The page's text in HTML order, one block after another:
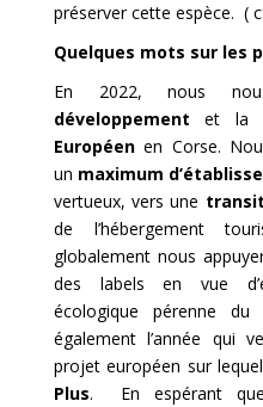
préserver cette espèce. (
Quelques mots sur les
En 2022, nous
développement et la
Européenen Corse.
un maximum
vertueux, vers une
de l’hébergement
globalement nous
des labels en vue
écologique pérenne du
également l’année qui
projet européen sur
Plus. En espérant